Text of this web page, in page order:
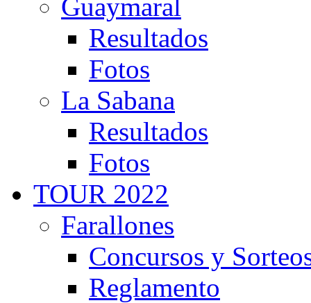
Guaymaral
Resultados
Fotos
La Sabana
Resultados
Fotos
TOUR 2022
Farallones
Concursos y
Reglamento